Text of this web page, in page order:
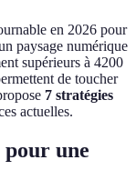
en 2026 pour
paysage numérique
supérieurs à 4200
de toucher
7 stratégies
actuelles.
pour une